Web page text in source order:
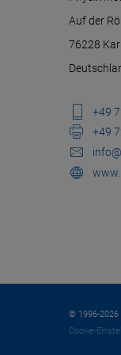
Auf der
76228
+49
+49
© 1996-2026
Cookie-